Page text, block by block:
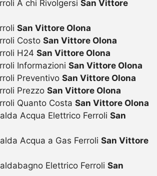
A chi Rivolgersi San Vittore
San Vittore Olona
Costo San Vittore Olona
H24 San Vittore Olona
Informazioni San Vittore Olona
Preventivo San Vittore Olona
Prezzo San Vittore Olona
Quanto Costa San Vittore Olona
Acqua Elettrico Ferroli San
Acqua a Gas Ferroli San Vittore
Elettrico Ferroli San